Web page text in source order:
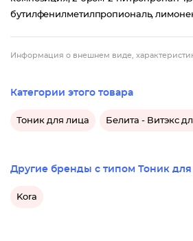
бутилфенилметилпропиональ,
Информация о внешнем виде,
Категории этого товара
Тоник для лица Белита - Витэкс
Другие бренды с типом Тоник
Kora